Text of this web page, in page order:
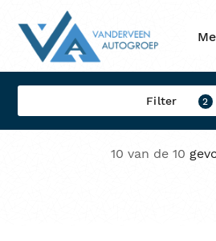
Filter 2
Filters
Filter op:
Merk
Model
10 van de 10